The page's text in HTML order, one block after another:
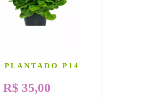
PLANTADO P14
R$ 35,00